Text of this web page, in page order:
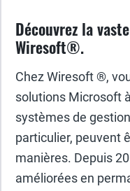
Découvrez la
Wiresoft®.
Chez Wiresoft ®,
solutions Microsoft
systèmes de
particulier, peuvent
manières. Depuis
améliorées en